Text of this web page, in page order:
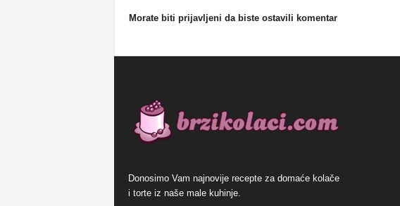
Morate biti prijavljeni da biste ostavili komentar
Donosimo Vam najnovije recepte za domaće kolače
i torte iz naše male kuhinje.